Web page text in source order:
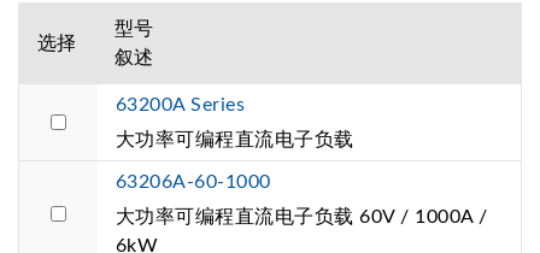
选择
型号
叙述
63200A Series
大功率可编程直流电子负载
63206A-60-1000
大功率可编程直流电子负载 60V / 1000A /
6kW